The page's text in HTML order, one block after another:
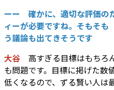
ーー
確かに、適切な評価の
ィーが必要ですね。そもそも
う議論も出てきそうです
大谷 高すぎる目標はもちろ
も問題です。目標に掲げた数
低くなるので、ずる賢い人は